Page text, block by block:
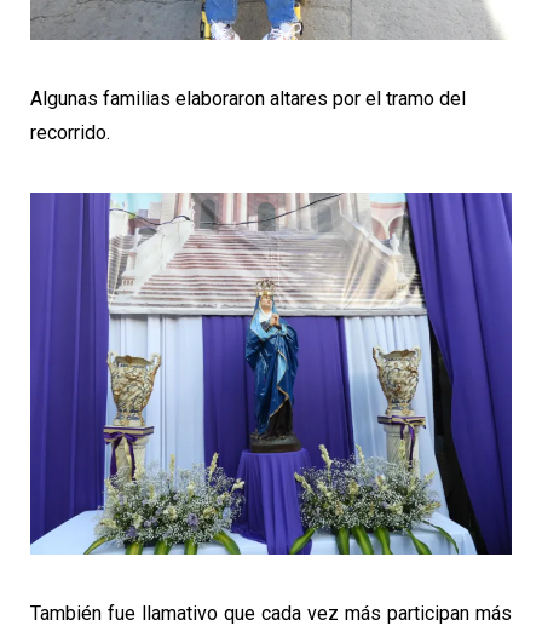
Algunas familias elaboraron altares por el tramo del
recorrido.
También fue llamativo que cada vez más participan más